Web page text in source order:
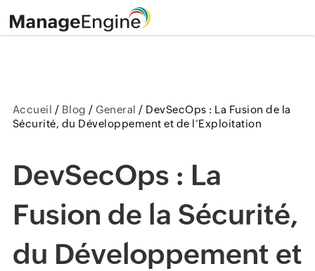
Accueil / Blog /General / DevSecOps : La Fusion de la
Sécurité, du Développement et de l’Exploitation
DevSecOps : La
Fusion de la Sécurité,
du Développement et